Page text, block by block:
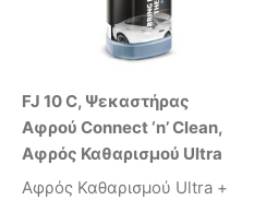
FJ 10 C, Ψεκαστήρας
Αφρού Connect ‘n’ Clean,
Αφρός Καθαρισμού Ultra
Αφρός Καθαρισμού Ultra +